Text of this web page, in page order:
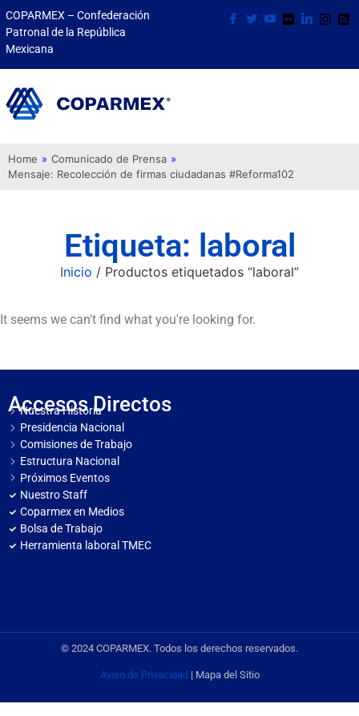
COPARMEX – Confederación
Patronal de la República
Mexicana
Home » Comunicado de Prensa »
Mensaje: Recolección de firmas ciudadanas #Reforma102
Etiqueta: laboral
Inicio / Productos etiquetados “laboral”
It seems we can't find what you're looking for.
Accesos Directos
Nuestra Historia
Presidencia Nacional
Comisiones de Trabajo
Estructura Nacional
Próximos Eventos
Nuestro Staff
Coparmex en Medios
Bolsa de Trabajo
Herramienta laboral TMEC
© 2024 COPARMEX. Todos los derechos reservados.
Aviso de Privacidad | Mapa del Sitio